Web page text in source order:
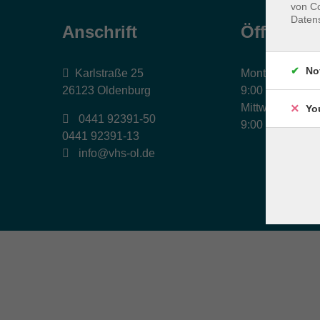
Anschrift
Karlstraße 25
26123 Oldenburg
0441 92391-50
0441 92391-13
info@vhs-ol.de
Montag,
9:00 bis 17:00
Mittwoch und
9:00 bis 12:30
von